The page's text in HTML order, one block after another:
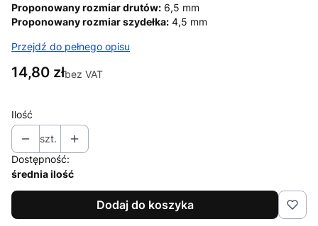
Proponowany rozmiar drutów: 6,5 mm
Proponowany rozmiar szydełka: 4,5 mm
Przejdź do pełnego opisu
Cena
14,80 złbez VAT
Ilość
szt.
Dostępność:
średnia ilość
Dodaj do koszyka